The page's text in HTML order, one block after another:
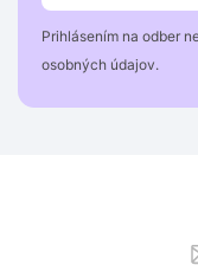
Prihlásením na odber
osobných údajov.